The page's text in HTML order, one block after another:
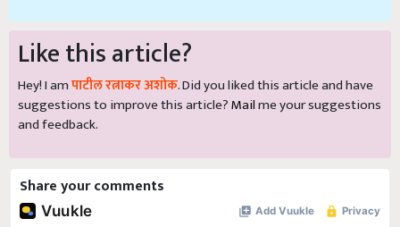
Like this article?
Hey! I amपाटील रत्नाकर अशोक. Did you liked this article and have
suggestions to improve this article?Mailme your suggestions
and feedback.
Share your comments